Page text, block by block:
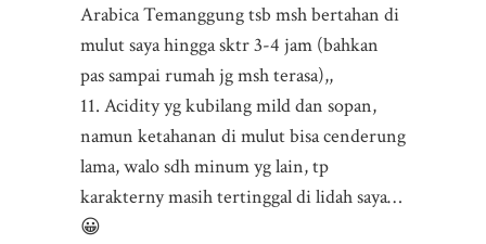
Arabica Temanggung tsb msh bertahan di
mulut saya hingga sktr 3-4 jam (bahkan
pas sampai rumah jg msh terasa),,
11. Acidity yg kubilang mild dan sopan,
namun ketahanan di mulut bisa cenderung
lama, walo sdh minum yg lain, tp
karakterny masih tertinggal di lidah saya…
😀